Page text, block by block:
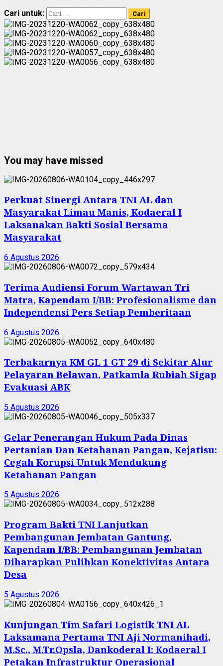
Cari untuk:
You may have missed
Perkuat Sinergi Antara TNI AL dan
Masyarakat Limau Manis, Kodaeral I
Laksanakan Bakti Sosial Bersama
Masyarakat
6 Agustus 2026
Terima Audiensi Forum Wartawan Tri
Matra, Kapendam I/BB: Profesionalisme dan
Independensi Pers Setiap Pemberitaan
6 Agustus 2026
Terbakarnya KM GL 1 GT 29 di Sekitar Alur
Pelayaran Belawan, Patkamla Rubiah Sigap
Evakuasi ABK
5 Agustus 2026
Gelar Penerangan Hukum Pada Dinas
Pertanian Dan Ketahanan Pangan, Kejatisu:
Cegah Korupsi Untuk Mendukung
Ketahanan Pangan
5 Agustus 2026
Program Bakti TNI Lanjutkan
Pembangunan Jembatan Gantung,
Kapendam I/BB: Pembangunan Jembatan
Diharapkan Pulihkan Konektivitas Antara
Desa
5 Agustus 2026
Kunjungan Tim Safari Logistik TNI AL
Laksamana Pertama TNI Aji Normanihadi,
M.Sc., M.Tr.Opsla, Dankoderal I: Kodaeral I
Petakan Infrastruktur Operasional